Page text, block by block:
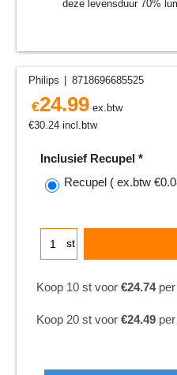
deze levensduur 70%
Philips 8718696685525
€24.99 ex.btw
€30.24 incl.btw
Inclusief Recupel *
Recupel ( ex.btw
st
Koop 10 st voor €24.74per
Koop 20 st voor €24.49